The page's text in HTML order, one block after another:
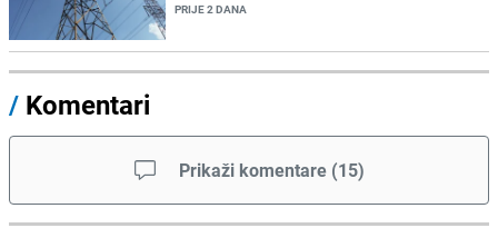
PRIJE 2 DANA
/ Komentari
Prikaži komentare (15)